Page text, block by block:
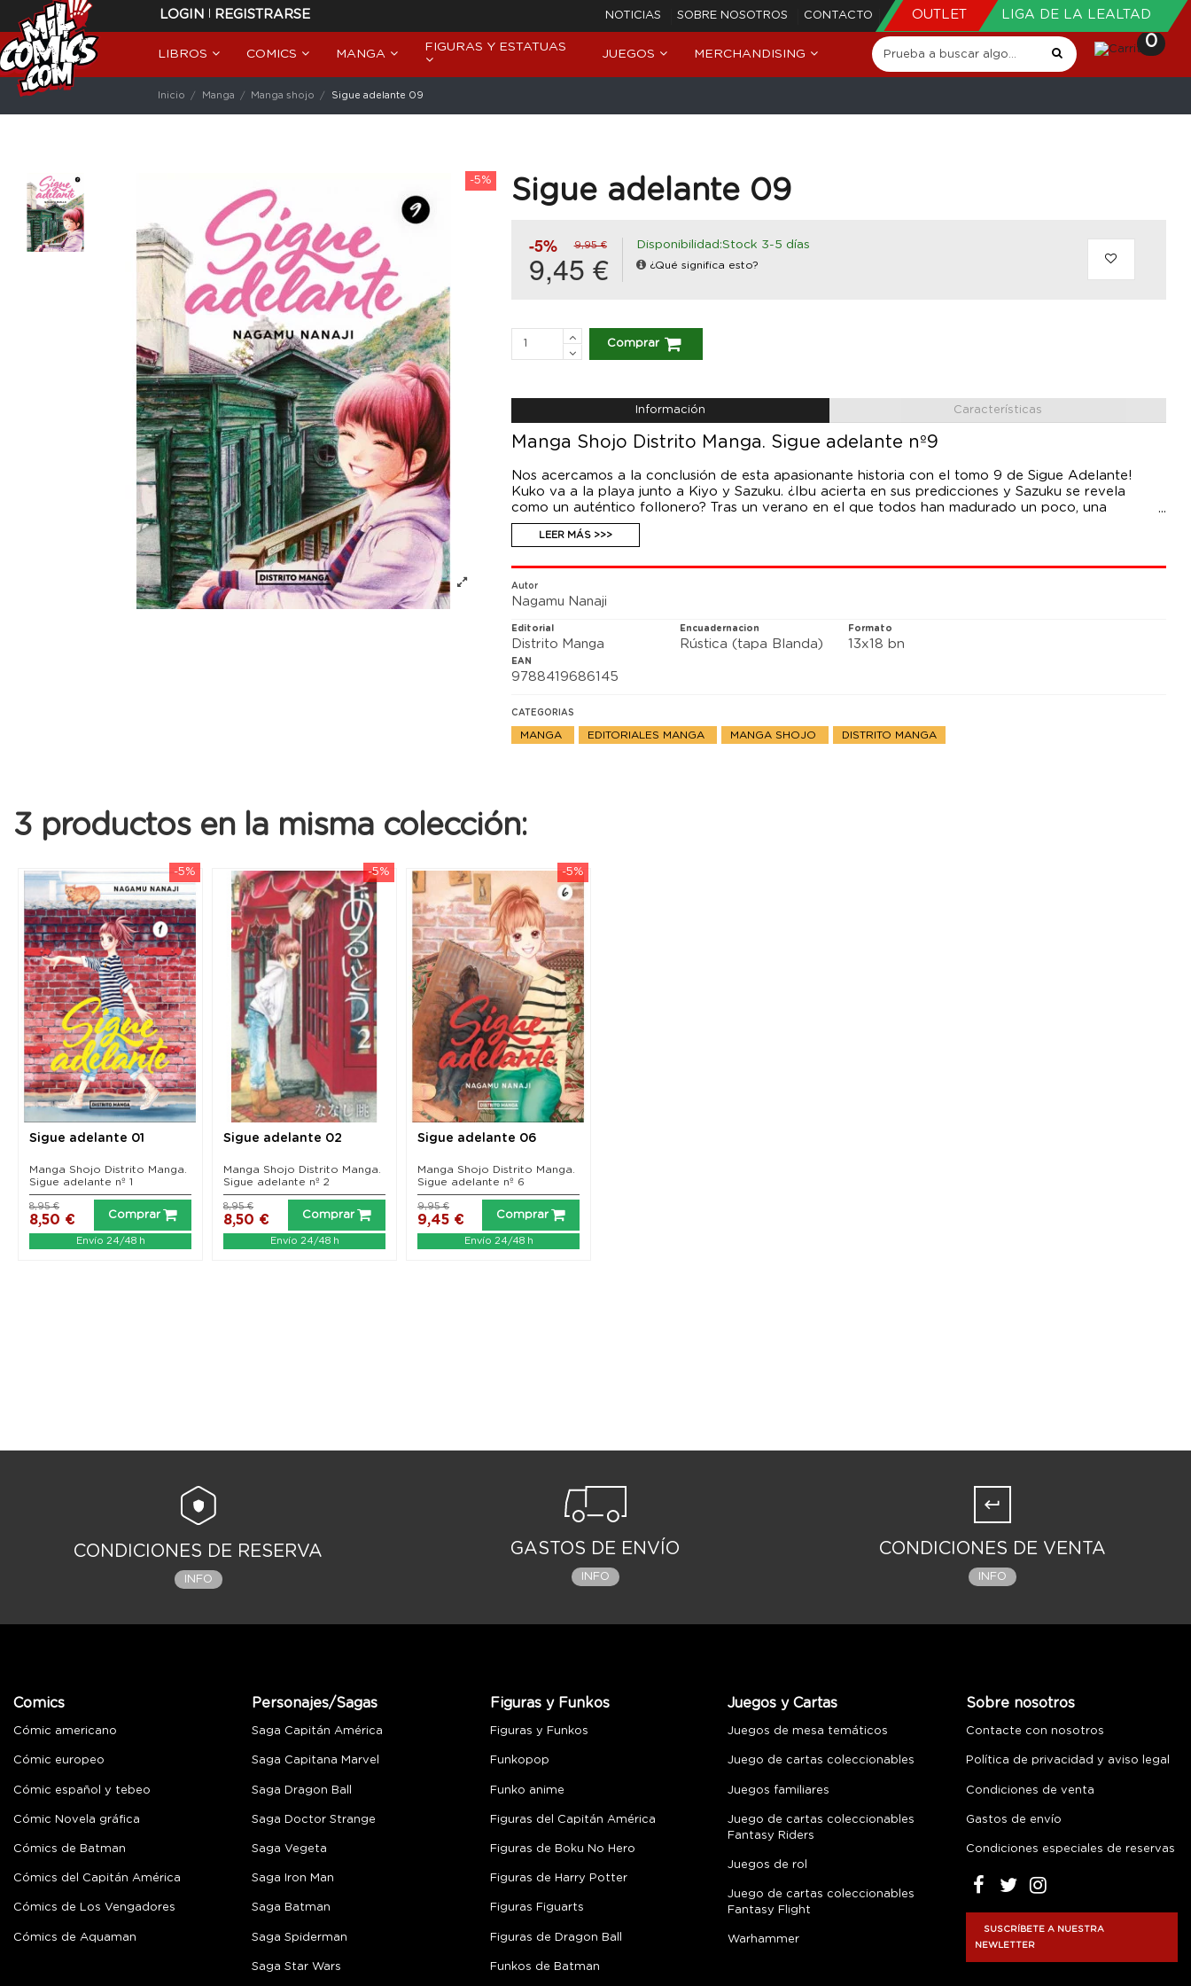
LOGIN | REGISTRARSE NOTICIAS SOBRE NOSOTROS CONTACTO OUTLET LIGA DE LA LEALTAD
LIBROS COMICS MANGA
FIGURAS Y ESTATUAS
JUEGOS MERCHANDISING
0
Inicio Manga Manga shojo Sigue adelante 09
-5% Sigue adelante 09
-5% 9,95 €
9,45 €
Disponibilidad:Stock 3-5 días
¿Qué significa esto?
Comprar
Información Características
Manga Shojo Distrito Manga. Sigue adelante nº9
Nos acercamos a la conclusión de esta apasionante historia con el tomo 9 de Sigue Adelante!
Kuko va a la playa junto a Kiyo y Sazuku. ¿Ibu acierta en sus predicciones y Sazuku se revela
como un auténtico follonero? Tras un verano en el que todos han madurado un poco, una
inquietante noticia llega a los oídos de Kuko. NAGAMU NANAJI es una mangaka japonesa que
debutó en Shueisha con Parfait Tic!, un shôjo que mezcla comedia y romance. En 2007, publicó en
LEER MÁS >>>
Autor
Nagamu Nanaji
Editorial
Distrito Manga
Encuadernacion
Rústica (tapa Blanda)
Formato
13x18 bn
EAN
9788419686145
CATEGORIAS
MANGA EDITORIALES MANGA MANGA SHOJO DISTRITO MANGA
3 productos en la misma colección:
-5%
Sigue adelante 01
Manga Shojo Distrito Manga.
Sigue adelante nº 1
8,50 €
8,95 €
Comprar
Envío 24/48 h
-5%
Sigue adelante 02
Manga Shojo Distrito Manga.
Sigue adelante nº 2
8,50 €
8,95 €
Comprar
Envío 24/48 h
-5%
Sigue adelante 06
Manga Shojo Distrito Manga.
Sigue adelante nº 6
9,45 €
9,95 €
Comprar
Envío 24/48 h
CONDICIONES DE RESERVA
INFO
GASTOS DE ENVÍO
INFO
CONDICIONES DE VENTA
INFO
Comics
Cómic americano
Cómic europeo
Cómic español y tebeo
Cómic Novela gráfica
Cómics de Batman
Cómics del Capitán América
Cómics de Los Vengadores
Cómics de Aquaman
Personajes/Sagas
Saga Capitán América
Saga Capitana Marvel
Saga Dragon Ball
Saga Doctor Strange
Saga Vegeta
Saga Iron Man
Saga Batman
Saga Spiderman
Saga Star Wars
Figuras y Funkos
Figuras y Funkos
Funkopop
Funko anime
Figuras del Capitán América
Figuras de Boku No Hero
Figuras de Harry Potter
Figuras Figuarts
Figuras de Dragon Ball
Funkos de Batman
Juegos y Cartas
Juegos de mesa temáticos
Juego de cartas coleccionables
Juegos familiares
Juego de cartas coleccionables
Fantasy Riders
Juegos de rol
Juego de cartas coleccionables
Fantasy Flight
Warhammer
Sobre nosotros
Contacte con nosotros
Política de privacidad y aviso legal
Condiciones de venta
Gastos de envío
Condiciones especiales de reservas
SUSCRÍBETE A NUESTRA
NEWLETTER